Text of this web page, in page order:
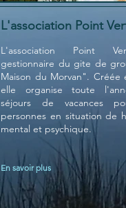
L'association Point
L'association Point
gestionnaire du gite de
Maison du Morvan". Créée
elle organise toute
séjours de vacances
personnes en situation de
mental et psychique.
En savoir plus